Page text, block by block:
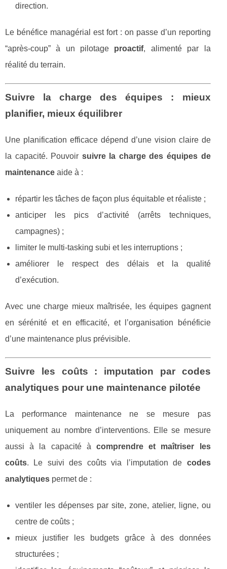
direction.
Le bénéfice managérial est fort : on passe d’un reporting
“après-coup” à un pilotage proactif, alimenté par la
réalité du terrain.
Suivre la charge des équipes : mieux
planifier, mieux équilibrer
Une planification efficace dépend d’une vision claire de
la capacité. Pouvoir suivre la charge des équipes de
maintenance aide à :
répartir les tâches de façon plus équitable et réaliste ;
anticiper les pics d’activité (arrêts techniques,
campagnes) ;
limiter le multi-tasking subi et les interruptions ;
améliorer le respect des délais et la qualité
d’exécution.
Avec une charge mieux maîtrisée, les équipes gagnent
en sérénité et en efficacité, et l’organisation bénéficie
d’une maintenance plus prévisible.
Suivre les coûts : imputation par codes
analytiques pour une maintenance pilotée
La performance maintenance ne se mesure pas
uniquement au nombre d’interventions. Elle se mesure
aussi à la capacité à comprendre et maîtriser les
coûts. Le suivi des coûts via l’imputation de codes
analytiques permet de :
ventiler les dépenses par site, zone, atelier, ligne, ou
centre de coûts ;
mieux justifier les budgets grâce à des données
structurées ;